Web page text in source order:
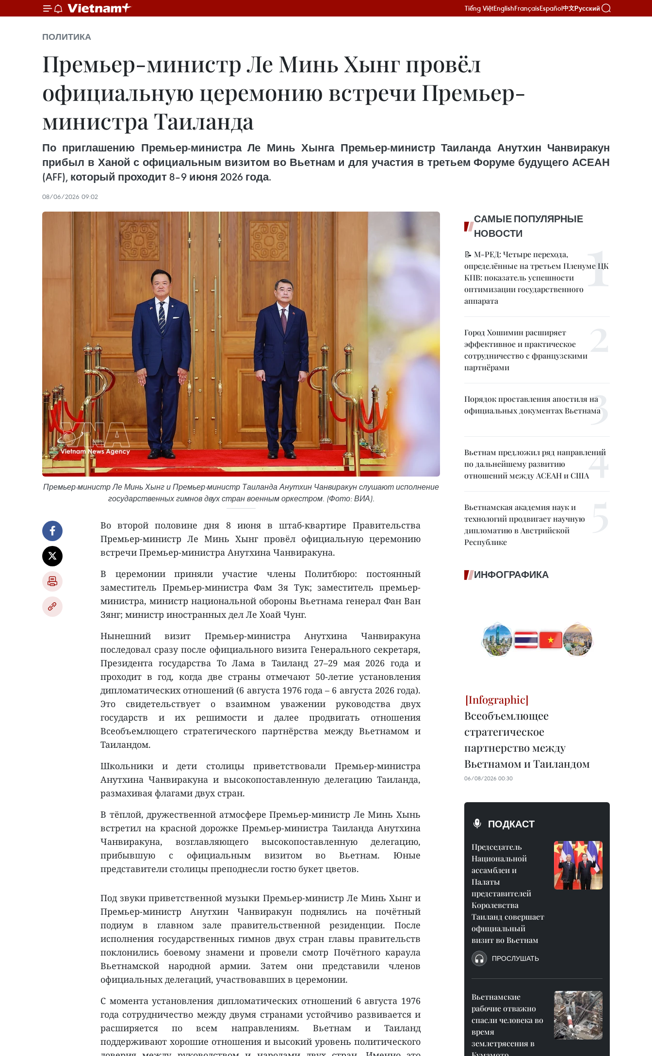
Tiếng ViệtEnglishFrançaisEspañol中文Русский
ПОЛИТИКА
Премьер-министр Ле Минь Хынг провёл
официальную церемонию встречи Премьер-
министра Таиланда
По приглашению Премьер-министра Ле Минь Хынга Премьер-министр Таиланда Анутхин Чанвиракун
прибыл в Ханой с официальным визитом во Вьетнам и для участия в третьем Форуме будущего АСЕАН
(AFF), который проходит 8–9 июня 2026 года.
08/06/2026 09:02
Премьер-министр Ле Минь Хынг и Премьер-министр Таиланда Анутхин Чанвиракун слушают исполнение
государственных гимнов двух стран военным оркестром. (Фото: ВИА).
Во второй половине дня 8 июня в штаб-квартире Правительства
Премьер-министр Ле Минь Хынг провёл официальную церемонию
встречи Премьер-министра Анутхина Чанвиракуна.
В церемонии приняли участие члены Политбюро: постоянный
заместитель Премьер-министра Фам Зя Тук; заместитель премьер-
министра, министр национальной обороны Вьетнама генерал Фан Ван
Зянг; министр иностранных дел Ле Хоай Чунг.
Нынешний визит Премьер-министра Анутхина Чанвиракуна
последовал сразу после официального визита Генерального секретаря,
Президента государства То Лама в Таиланд 27–29 мая 2026 года и
проходит в год, когда две страны отмечают 50-летие установления
дипломатических отношений (6 августа 1976 года – 6 августа 2026 года).
Это свидетельствует о взаимном уважении руководства двух
государств и их решимости и далее продвигать отношения
Всеобъемлющего стратегического партнёрства между Вьетнамом и
Таиландом.
Школьники и дети столицы приветствовали Премьер-министра
Анутхина Чанвиракуна и высокопоставленную делегацию Таиланда,
размахивая флагами двух стран.
В тёплой, дружественной атмосфере Премьер-министр Ле Минь Хынь
встретил на красной дорожке Премьер-министра Таиланда Анутхина
Чанвиракуна, возглавляющего высокопоставленную делегацию,
прибывшую с официальным визитом во Вьетнам. Юные
представители столицы преподнесли гостю букет цветов.
Под звуки приветственной музыки Премьер-министр Ле Минь Хынг и
Премьер-министр Анутхин Чанвиракун поднялись на почётный
подиум в главном зале правительственной резиденции. После
исполнения государственных гимнов двух стран главы правительств
поклонились боевому знамени и провели смотр Почётного караула
Вьетнамской народной армии. Затем они представили членов
официальных делегаций, участвовавших в церемонии.
С момента установления дипломатических отношений 6 августа 1976
года сотрудничество между двумя странами устойчиво развивается и
расширяется по всем направлениям. Вьетнам и Таиланд
поддерживают хорошие отношения и высокий уровень политического
САМЫЕ ПОПУЛЯРНЫЕ
НОВОСТИ
📝 М-РЕД: Четыре перехода,
определённые на третьем Пленуме ЦК
КПВ: показатель успешности
оптимизации государственного
аппарата
Город Хошимин расширяет
эффективное и практическое
сотрудничество с французскими
партнёрами
Порядок проставления апостиля на
официальных документах Вьетнама
Вьетнам предложил ряд направлений
по дальнейшему развитию
отношений между АСЕАН и США
Вьетнамская академия наук и
технологий продвигает научную
дипломатию в Австрийской
Республике
ИНФОГРАФИКА
Всеобъемлющее
стратегическое
партнерство между
Вьетнамом и Таиландом
06/08/2026 00:30
ПОДКАСТ
Председатель
Национальной
ассамблеи и
Палаты
представителей
Королевства
Таиланд совершает
официальный
визит во Вьетнам
ПРОСЛУШАТЬ
Вьетнамские
рабочие отважно
спасли человека во
время
землетрясения в